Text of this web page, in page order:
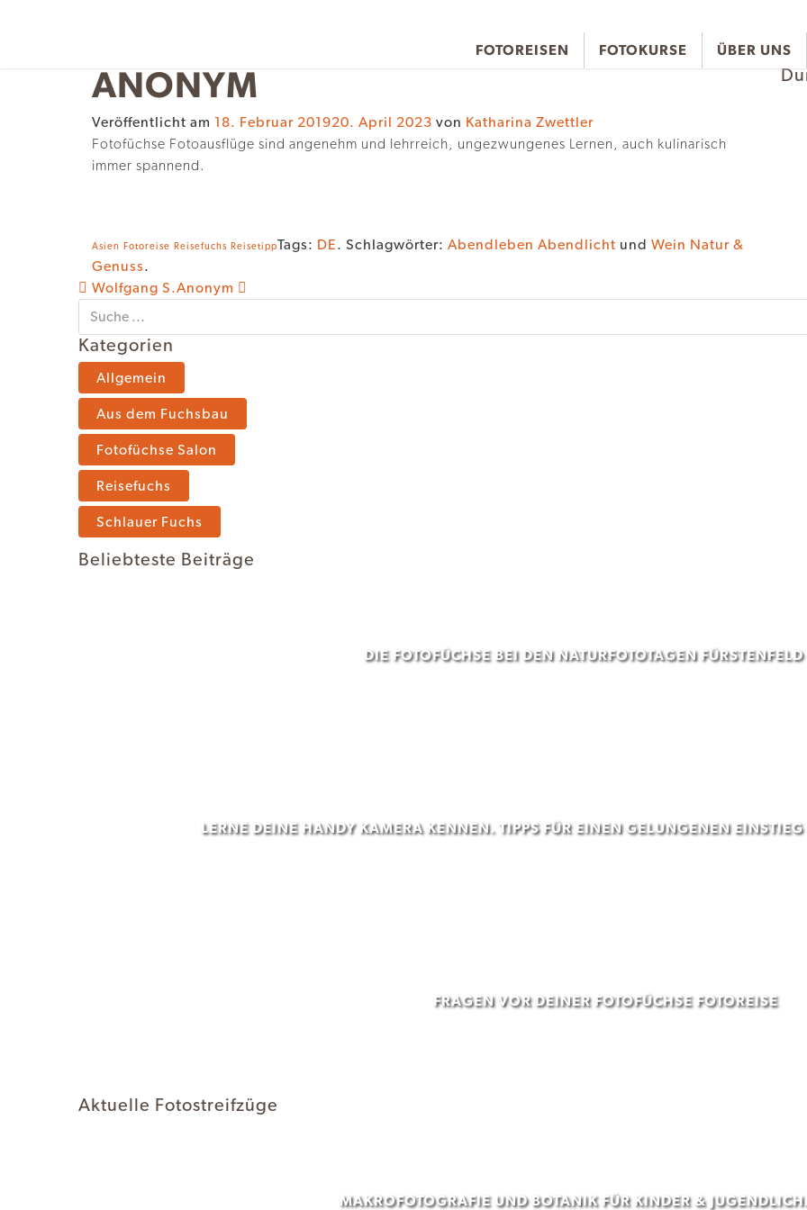
FOTOREISEN FOTOKURSE ÜBER UNS
ANONYM
Veröffentlicht am 18. Februar 201920. April 2023 von Katharina Zwettler
Fotofüchse Fotoausflüge sind angenehm und lehrreich, ungezwungenes Lernen, auch kulinarisch
immer spannend.
Asien Fotoreise Reisefuchs ReisetippTags: DE. Schlagwörter: Abendleben Abendlicht und Wein Natur &
Genuss.
BEITRAGS-
NAVIGATION
Wolfgang S.Anonym
Kategorien
Allgemein
Aus dem Fuchsbau
Fotofüchse Salon
Reisefuchs
Schlauer Fuchs
Beliebteste Beiträge
DIE FOTOFÜCHSE BEI DEN NATURFOTOTAGEN
LERNE DEINE HANDY KAMERA KENNEN. TIPPS FÜR EINEN GELUNGENEN
FRAGEN VOR DEINER FOTOFÜCHSE FOTOREISE
Aktuelle Fotostreifzüge
MAKROFOTOGRAFIE UND BOTANIK FÜR KINDER &